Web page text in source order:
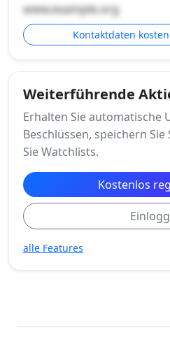
www.example.org
Kontaktdaten
Weiterführende
Erhalten Sie automatische
Beschlüssen, speichern
Sie Watchlists.
Kostenlos
alle Features